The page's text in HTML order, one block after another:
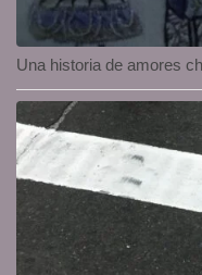
Una historia de amores